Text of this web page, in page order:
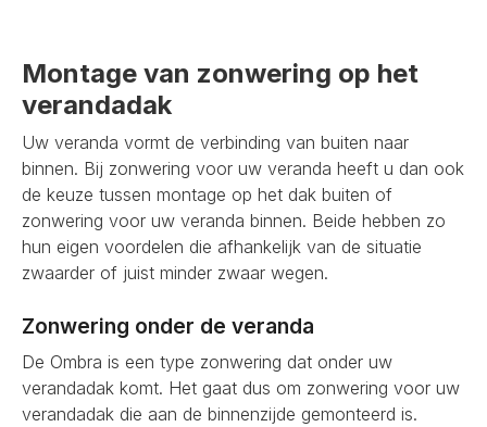
Montage van zonwering op het
verandadak
Uw veranda vormt de verbinding van buiten naar
binnen. Bij zonwering voor uw veranda heeft u dan ook
de keuze tussen montage op het dak buiten of
zonwering voor uw veranda binnen. Beide hebben zo
hun eigen voordelen die afhankelijk van de situatie
zwaarder of juist minder zwaar wegen.
Zonwering onder de veranda
De Ombra is een type zonwering dat onder uw
verandadak komt. Het gaat dus om zonwering voor uw
verandadak die aan de binnenzijde gemonteerd is.